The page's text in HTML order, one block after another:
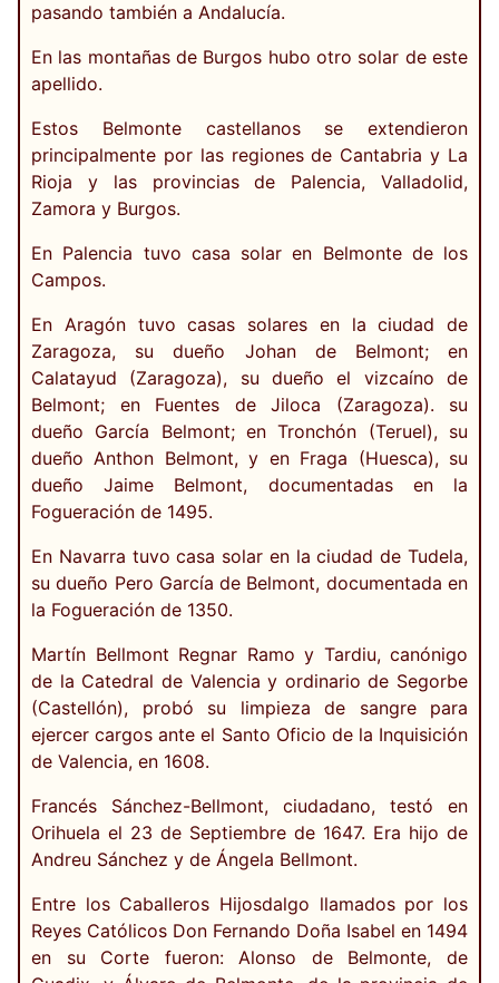
pasando también a Andalucía.
En las montañas de Burgos hubo otro solar de este
apellido.
Estos Belmonte castellanos se extendieron
principalmente por las regiones de Cantabria y La
Rioja y las provincias de Palencia, Valladolid,
Zamora y Burgos.
En Palencia tuvo casa solar en Belmonte de los
Campos.
En Aragón tuvo casas solares en la ciudad de
Zaragoza, su dueño Johan de Belmont; en
Calatayud (Zaragoza), su dueño el vizcaíno de
Belmont; en Fuentes de Jiloca (Zaragoza). su
dueño García Belmont; en Tronchón (Teruel), su
dueño Anthon Belmont, y en Fraga (Huesca), su
dueño Jaime Belmont, documentadas en la
Fogueración de 1495.
En Navarra tuvo casa solar en la ciudad de Tudela,
su dueño Pero García de Belmont, documentada en
la Fogueración de 1350.
Martín Bellmont Regnar Ramo y Tardiu, canónigo
de la Catedral de Valencia y ordinario de Segorbe
(Castellón), probó su limpieza de sangre para
ejercer cargos ante el Santo Oficio de la Inquisición
de Valencia, en 1608.
Francés Sánchez-Bellmont, ciudadano, testó en
Orihuela el 23 de Septiembre de 1647. Era hijo de
Andreu Sánchez y de Ángela Bellmont.
Entre los Caballeros Hijosdalgo llamados por los
Reyes Católicos Don Fernando Doña Isabel en 1494
en su Corte fueron: Alonso de Belmonte, de